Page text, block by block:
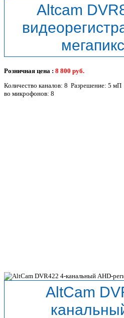
Altcam
Розничная цена : 8 800 руб.
Количество каналов: 8 Разрешение:
во микрофонов: 8
AltCam